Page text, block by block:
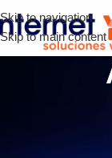
Skip to navigation
Skip to main content
¿Qué es